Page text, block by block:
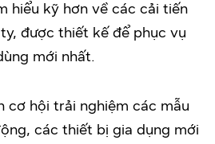
hiểu kỹ hơn về các cải tiến
được thiết kế để phục vụ
mới nhất.
cơ hội trải nghiệm các mẫu
các thiết bị gia dụng mới